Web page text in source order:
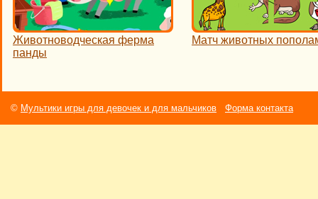
Животноводческая ферма
панды
Матч животных
© Мультики игры для девочек и для мальчиков Форма контакта